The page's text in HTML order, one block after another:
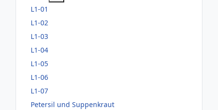
L1-01
L1-02
L1-03
L1-04
L1-05
L1-06
L1-07
Petersil und Suppenkraut